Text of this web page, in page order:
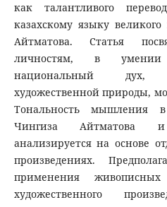
как талантливого
казахскому языку
Айтматова. Статья
личностям, в умении
национальный дух,
художественной природы,
Тональность мышления в
Чингиза Айтматова
анализируется на основе
произведениях.
применения
художественного